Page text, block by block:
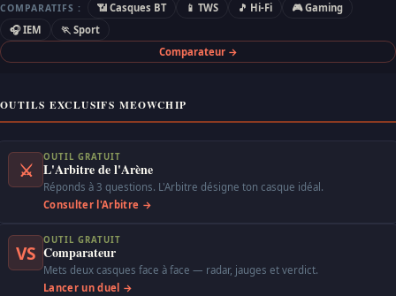
COMPARATIFS : 📶 Casques BT 📱 TWS 🎵 Hi-Fi
🎮 Gaming
🎧 IEM
🏃 Sport
Comparateur →
OUTILS EXCLUSIFS MEOWCHIP
⚔
OUTIL GRATUIT
L'Arbitre de l'Arène
Réponds à 3 questions. L'Arbitre désigne ton casque idéal.
Consulter l'Arbitre →
VS
OUTIL GRATUIT
Comparateur
Mets deux casques face à face — radar, jauges et verdict.
Lancer un duel →